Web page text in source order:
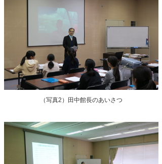
（写真2）田中館長のあいさつ